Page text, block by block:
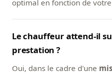
optimal en fonction de
Le chauffeur attend-il
prestation ?
Oui, dans le cadre d'une